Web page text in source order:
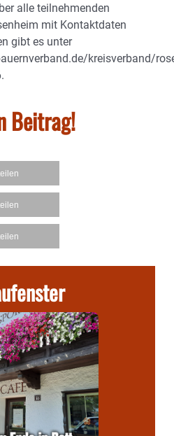
alle teilnehmenden
mit Kontaktdaten
gibt es unter
kreisverband/
Beitrag!